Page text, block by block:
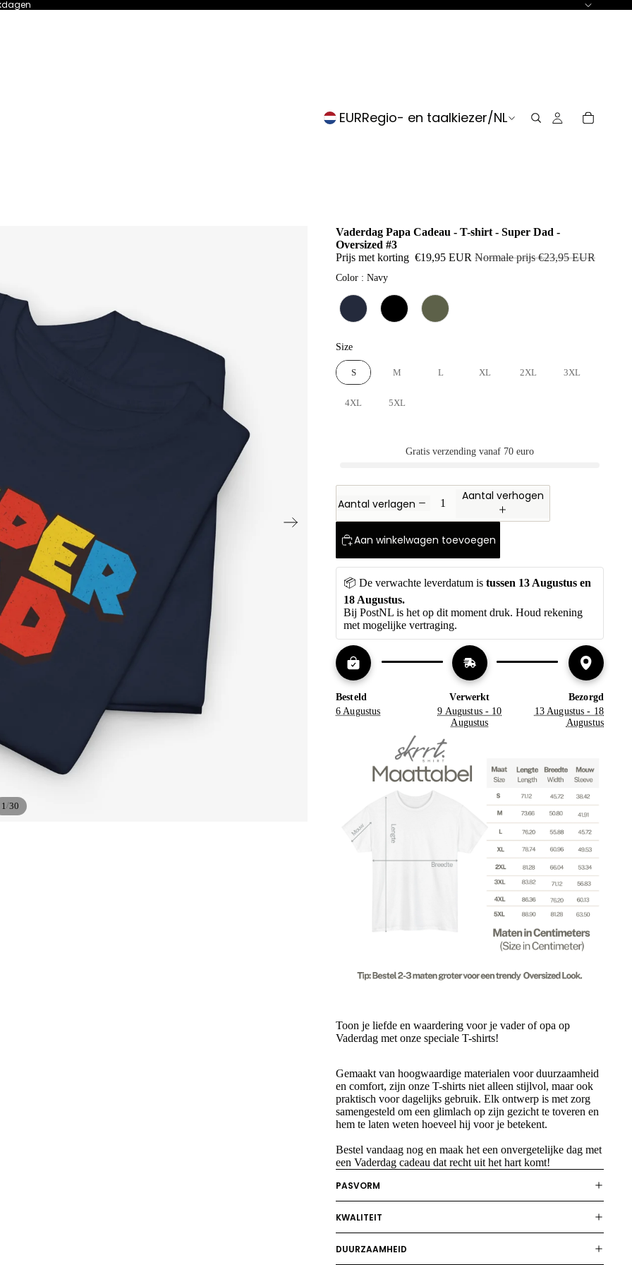
EURRegio- en taalkiezer/NL
1/30
Vaderdag Papa Cadeau - T-shirt - Super Dad -
Oversized #3
Prijs met korting €19,95 EUR Normale prijs€23,95 EUR
Color : NavyColor
SizeSize
S M L XL 2XL 3XL
4XL 5XL
Gratis verzending vanaf 70 euro
Aantal verlagen
Aantal verhogen
Aan winkelwagen toevoegen
📦 De verwachte leverdatum is tussen 13 Augustus en
18 Augustus.
Bij PostNL is het op dit moment druk. Houd rekening
met mogelijke vertraging.
Besteld
6 Augustus
Verwerkt
9 Augustus - 10
Augustus
Bezorgd
13 Augustus - 18
Augustus
Toon je liefde en waardering voor je vader of opa op
Vaderdag met onze speciale T-shirts!
Gemaakt van hoogwaardige materialen voor duurzaamheid
en comfort, zijn onze T-shirts niet alleen stijlvol, maar ook
praktisch voor dagelijks gebruik. Elk ontwerp is met zorg
samengesteld om een glimlach op zijn gezicht te toveren en
hem te laten weten hoeveel hij voor je betekent.
Bestel vandaag nog en maak het een onvergetelijke dag met
een Vaderdag cadeau dat recht uit het hart komt!
PASVORM
KWALITEIT
DUURZAAMHEID